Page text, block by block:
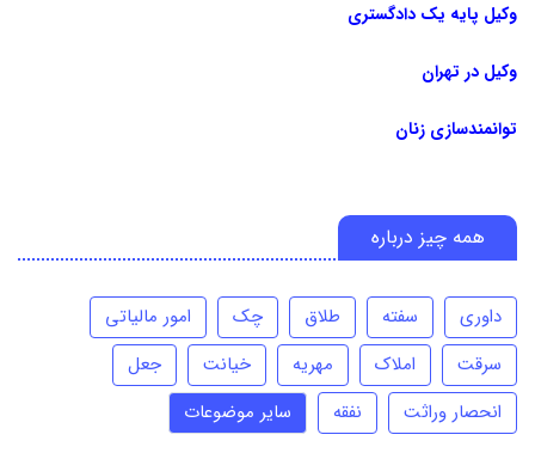
وکیل پایه یک دادگستری
وکیل در تهران
توانمندسازی زنان
همه چیز درباره
داوری سفته طلاق چک
امور مالیاتی
سرقت
املاک مهریه خیانت
جعل
انحصار وراثت
نفقه سایر موضوعات